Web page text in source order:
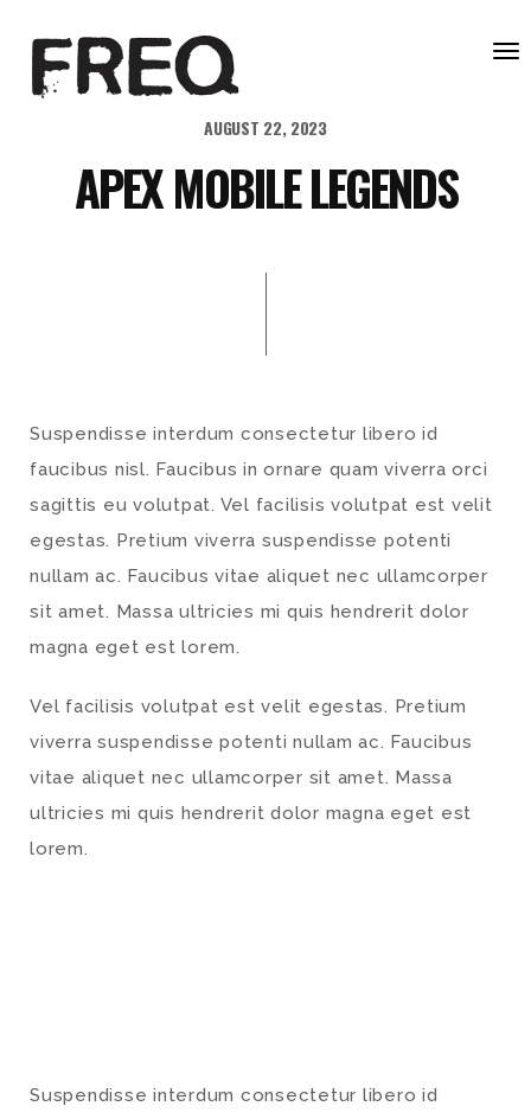
AUGUST 22, 2023
APEX MOBILE LEGENDS
Suspendisse interdum consectetur libero id
faucibus nisl. Faucibus in ornare quam viverra orci
sagittis eu volutpat. Vel facilisis volutpat est velit
egestas. Pretium viverra suspendisse potenti
nullam ac. Faucibus vitae aliquet nec ullamcorper
sit amet. Massa ultricies mi quis hendrerit dolor
magna eget est lorem.
Vel facilisis volutpat est velit egestas. Pretium
viverra suspendisse potenti nullam ac. Faucibus
vitae aliquet nec ullamcorper sit amet. Massa
ultricies mi quis hendrerit dolor magna eget est
lorem.
Suspendisse interdum consectetur libero id